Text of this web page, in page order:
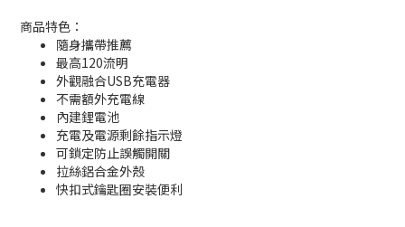
商品特色：
隨身攜帶推薦
最高120流明
外觀融合USB充電器
不需額外充電線
內建鋰電池
充電及電源剩餘指示燈
可鎖定防止誤觸開關
拉絲鋁合金外殼
快扣式鑰匙圈安裝便利